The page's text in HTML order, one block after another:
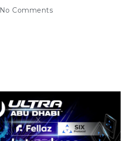
No Comments